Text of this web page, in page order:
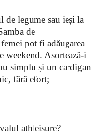
de legume sau ieși la
de
pot fi adăugarea
weekend. Asortează-i
simplu și un cardigan
fără efort;
athleisure?